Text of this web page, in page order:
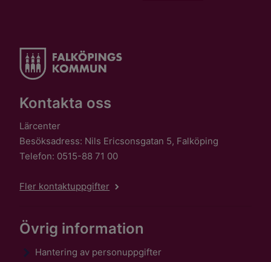
Kontakta oss
Lärcenter
Besöksadress: Nils Ericsonsgatan 5, Falköping
Telefon: 0515-88 71 00
Fler kontaktuppgifter
Övrig information
Hantering av personuppgifter